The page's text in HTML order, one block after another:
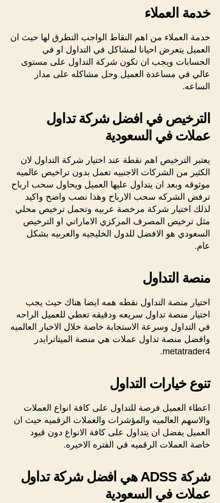
خدمة العملاء
خدمة العملاء من اهم النقاط الواجب التطرق لها حيث ان
العميل يتعرض احيانا لمشاكل في التداول او في
الحسابات ويجب ان تكون شركة التداول على مستوى
عالي في مساعدة العميل وحل مشاكله على مدار
الساعه.
الترخيص في افضل شركة تداول
عملات في السعودية
يعتبر الترخيص اهم نقطة عند اختيار شركة التداول لان
الكثير من الشركات الاجنبيه تعمل بدون تراخيص عالميه
موثوقه وبعد ان يتداول عليها العميل ويحاول سحب ارباح
ترفض الشركه سحب الارباح وهذا نصب واضح واكيد
لذلك اختيار شركة مرخصة عربيه وتحمل ترخيص محلي
مثل ترخيص المصرف المركزي الاماراتي او الترخيص
السعودي هو الافضل للدول الخليجيه والعربيه بشكل
عام.
منصة التداول
اختيار منصة التداول نقطه همه ايضا هناك حيث يجب
اختيار منصة تداول سريعه ودقيقه تعطي للعميل الراحه
في التداول وسرعة الاستجابة خاصة خلال الاخبار العالميه
وافضل منصة تداول عملات هي منصة الميتاترايدر
metatrader4.
تنوع خيارات التداول
اعطاء العميل فرصة للتداول على كافة انواع العملات
والاسهم العالميه والمؤشرات والعملات الرقميه حيث ان
العميل يفضل ان يتداول على كافة الانواع دون قيود
خاصة العملات الرقميه في الفتره الاخيره.
شركة ADSS هي افضل شركة تداول
عملات في السعودية